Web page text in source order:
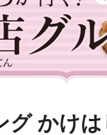
グ かけは